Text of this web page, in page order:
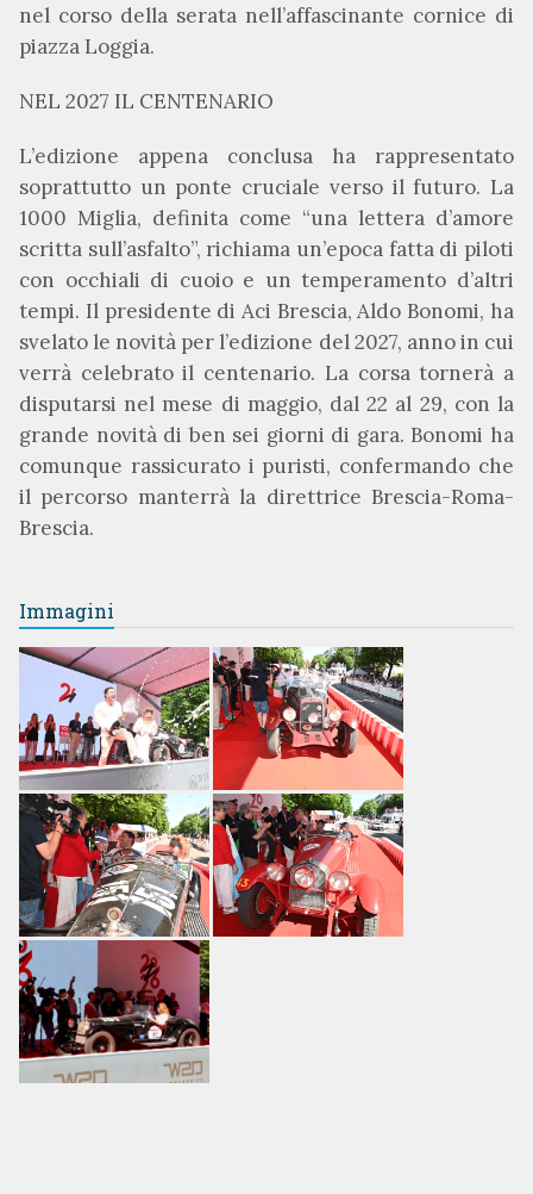
nel corso della serata nell’affascinante cornice di
piazza Loggia.
NEL 2027 IL CENTENARIO
L’edizione appena conclusa ha rappresentato
soprattutto un ponte cruciale verso il futuro. La
1000 Miglia, definita come “una lettera d’amore
scritta sull’asfalto”, richiama un’epoca fatta di piloti
con occhiali di cuoio e un temperamento d’altri
tempi. Il presidente di Aci Brescia, Aldo Bonomi, ha
svelato le novità per l’edizione del 2027, anno in cui
verrà celebrato il centenario. La corsa tornerà a
disputarsi nel mese di maggio, dal 22 al 29, con la
grande novità di ben sei giorni di gara. Bonomi ha
comunque rassicurato i puristi, confermando che
il percorso manterrà la direttrice Brescia-Roma-
Brescia.
Immagini